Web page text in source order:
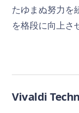
たゆまぬ努力を
を格段に向上さ
Vivaldi